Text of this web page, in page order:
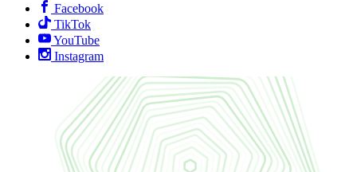
Facebook
TikTok
YouTube
Instagram